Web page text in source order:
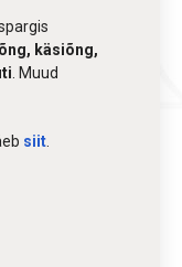
käsiõng,
. Muud
siit